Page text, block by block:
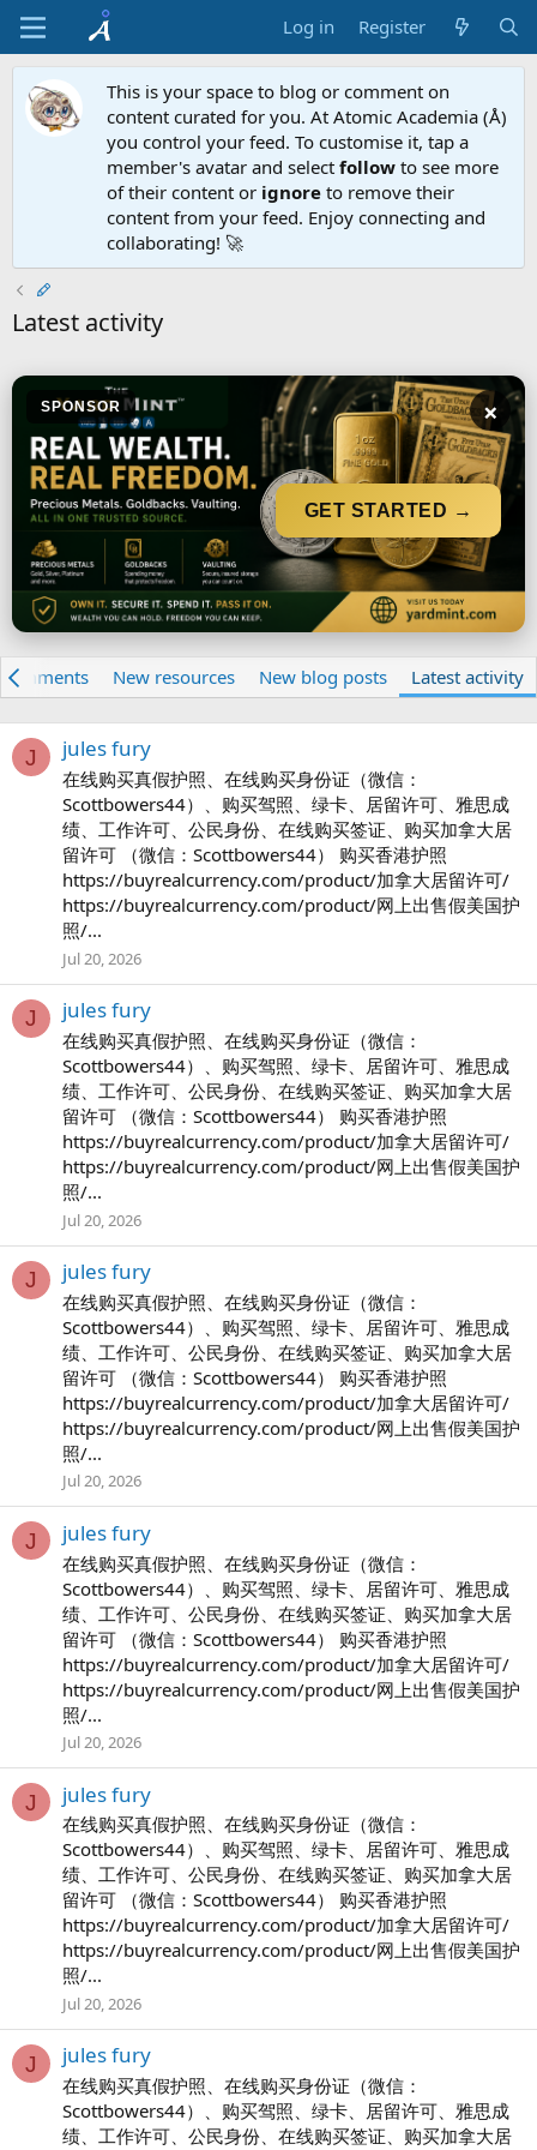
Log in Register
This is your space to blog or comment on
content curated for you. At Atomic Academia (Å)
you control your feed. To customise it, tap a
member's avatar and select follow to see more
of their content or ignore to remove their
content from your feed. Enjoy connecting and
collaborating! 🚀
Latest activity
SPONSOR ×
GET STARTED →
New resources New blog posts Latest activity
J jules fury
在线购买真假护照、在线购买身份证（微信：
Scottbowers44）、购买驾照、绿卡、居留许可、雅思成
绩、工作许可、公民身份、在线购买签证、购买加拿大居
留许可 （微信：Scottbowers44） 购买香港护照
https://buyrealcurrency.com/product/加拿大居留许可/
https://buyrealcurrency.com/product/网上出售假美国护
照/...
Jul 20, 2026
J jules fury
在线购买真假护照、在线购买身份证（微信：
Scottbowers44）、购买驾照、绿卡、居留许可、雅思成
绩、工作许可、公民身份、在线购买签证、购买加拿大居
留许可 （微信：Scottbowers44） 购买香港护照
https://buyrealcurrency.com/product/加拿大居留许可/
https://buyrealcurrency.com/product/网上出售假美国护
照/...
Jul 20, 2026
J jules fury
在线购买真假护照、在线购买身份证（微信：
Scottbowers44）、购买驾照、绿卡、居留许可、雅思成
绩、工作许可、公民身份、在线购买签证、购买加拿大居
留许可 （微信：Scottbowers44） 购买香港护照
https://buyrealcurrency.com/product/加拿大居留许可/
https://buyrealcurrency.com/product/网上出售假美国护
照/...
Jul 20, 2026
J jules fury
在线购买真假护照、在线购买身份证（微信：
Scottbowers44）、购买驾照、绿卡、居留许可、雅思成
绩、工作许可、公民身份、在线购买签证、购买加拿大居
留许可 （微信：Scottbowers44） 购买香港护照
https://buyrealcurrency.com/product/加拿大居留许可/
https://buyrealcurrency.com/product/网上出售假美国护
照/...
Jul 20, 2026
J jules fury
在线购买真假护照、在线购买身份证（微信：
Scottbowers44）、购买驾照、绿卡、居留许可、雅思成
绩、工作许可、公民身份、在线购买签证、购买加拿大居
留许可 （微信：Scottbowers44） 购买香港护照
https://buyrealcurrency.com/product/加拿大居留许可/
https://buyrealcurrency.com/product/网上出售假美国护
照/...
Jul 20, 2026
J jules fury
在线购买真假护照、在线购买身份证（微信：
Scottbowers44）、购买驾照、绿卡、居留许可、雅思成
绩、工作许可、公民身份、在线购买签证、购买加拿大居